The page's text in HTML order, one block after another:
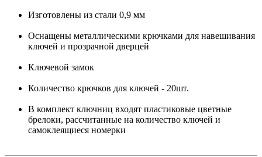
Изготовлены из стали 0,9 мм
Оснащены металлическими крючками для навешивания
ключей и прозрачной дверцей
Ключевой замок
Количество крючков для ключей - 20шт.
В комплект ключниц входят пластиковые цветные
брелоки, рассчитанные на количество ключей и
самоклеящиеся номерки